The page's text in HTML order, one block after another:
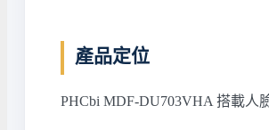
產品定位
PHCbi MDF-DU703VHA 搭載人